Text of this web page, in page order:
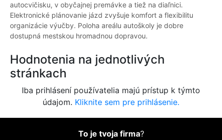
autocvičisku, v obyčajnej premávke a tiež na diaľnici.
Elektronické plánovanie jázd zvyšuje komfort a flexibilitu
organizácie výučby. Poloha areálu autoškoly je dobre
dostupná mestskou hromadnou dopravou.
Hodnotenia na jednotlivých
stránkach
Iba prihlásení používatelia majú prístup k týmto
údajom. Kliknite sem pre prihlásenie.
To je tvoja firma?